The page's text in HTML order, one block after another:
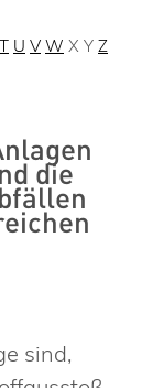
T U V W X Y Z
die
sind,